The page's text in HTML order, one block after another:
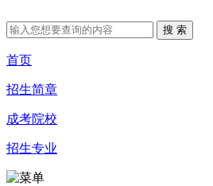
首页
招生简章
成考院校
招生专业